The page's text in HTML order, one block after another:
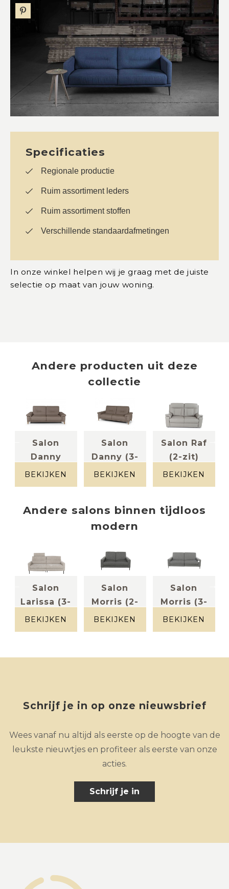
Specificaties
Regionale productie
Ruim assortiment leders
Ruim assortiment stoffen
Verschillende standaardafmetingen
In onze winkel helpen wij je graag met de juiste
selectie op maat van jouw woning.
Andere producten uit deze
collectie
Salon
Danny
(2,5-zit
met 2 ...
BEKIJKEN
Salon
Danny (3-
zit)
BEKIJKEN
Salon Raf
(2-zit)
lichtgrijs
BEKIJKEN
Andere salons binnen tijdloos
modern
Salon
Larissa (3-
zit incl 2...
licht grijs
BEKIJKEN
Salon
Morris (2-
zit)
BEKIJKEN
Salon
Morris (3-
zit incl 2
BEKIJKEN
Schrijf je in op onze nieuwsbrief
Wees vanaf nu altijd als eerste op de hoogte van de
leukste nieuwtjes en profiteer als eerste van onze
acties.
Schrijf je in